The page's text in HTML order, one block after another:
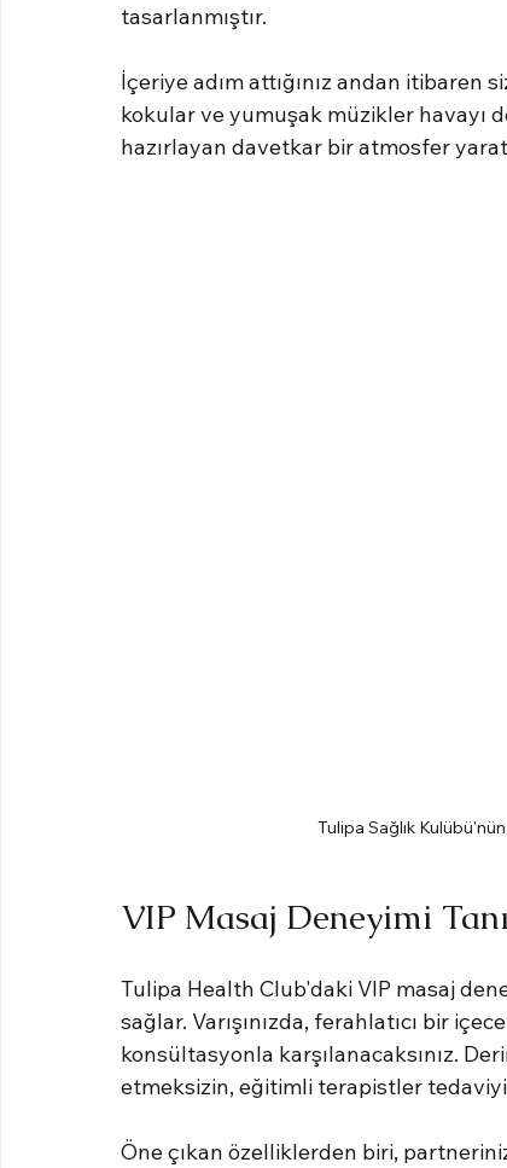
tasarlanmıştır.
İçeriye adım attığınız andan itibaren
kokular ve yumuşak müzikler havayı
hazırlayan davetkar bir atmosfer
Tulipa Sağlık
VIP Masaj Deneyimi
Tulipa Health Club'daki VIP masaj
sağlar. Varışınızda, ferahlatıcı bir
konsültasyonla karşılanacaksınız.
etmeksizin, eğitimli terapistler
Öne çıkan özelliklerden biri,